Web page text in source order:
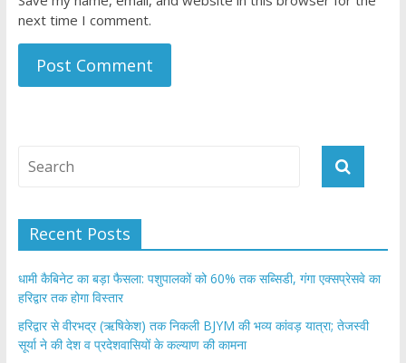
next time I comment.
Recent Posts
​धामी कैबिनेट का बड़ा फैसला: पशुपालकों को 60% तक सब्सिडी, गंगा एक्सप्रेसवे का
हरिद्वार तक होगा विस्तार
​हरिद्वार से वीरभद्र (ऋषिकेश) तक निकली BJYM की भव्य कांवड़ यात्रा; तेजस्वी
सूर्या ने की देश व प्रदेशवासियों के कल्याण की कामना